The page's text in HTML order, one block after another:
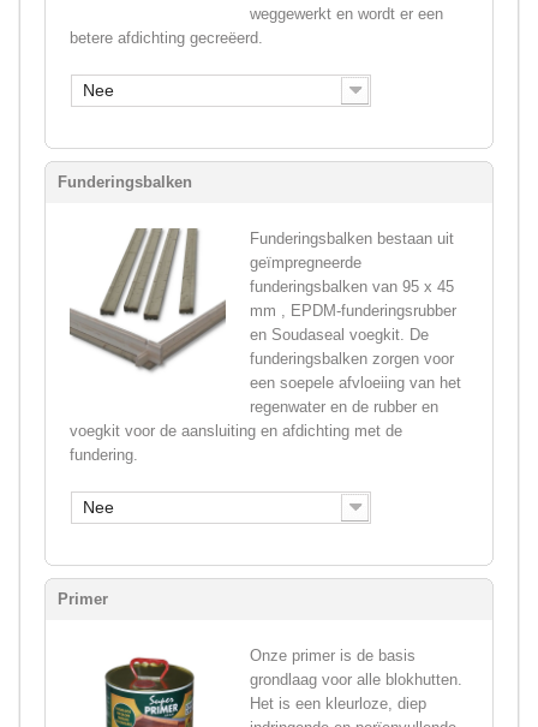
weggewerkt en wordt er een
betere afdichting gecreëerd.
Nee
Funderingsbalken
Funderingsbalken bestaan uit
geïmpregneerde
funderingsbalken van 95 x 45
mm , EPDM-funderingsrubber
en Soudaseal voegkit. De
funderingsbalken zorgen voor
een soepele afvloeiing van het
regenwater en de rubber en
voegkit voor de aansluiting en afdichting met de
fundering.
Nee
Primer
Onze primer is de basis
grondlaag voor alle blokhutten.
Het is een kleurloze, diep